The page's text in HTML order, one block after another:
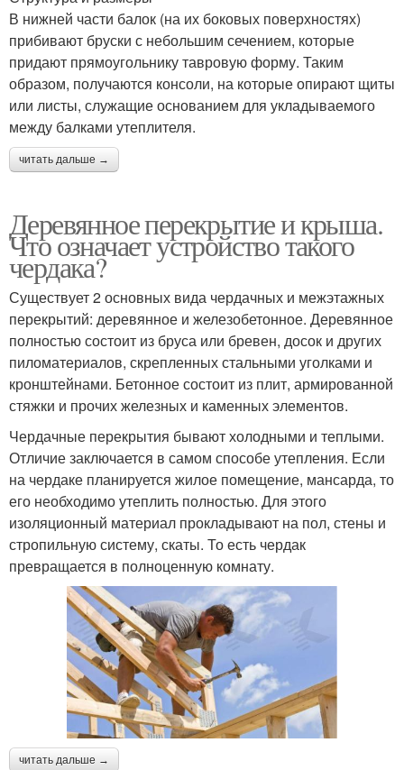
В нижней части балок (на их боковых поверхностях)
прибивают бруски с небольшим сечением, которые
придают прямоугольнику тавровую форму. Таким
образом, получаются консоли, на которые опирают щиты
или листы, служащие основанием для укладываемого
между балками утеплителя.
читать дальше →
Деревянное перекрытие и крыша.
Что означает устройство такого
чердака?
Существует 2 основных вида чердачных и межэтажных
перекрытий: деревянное и железобетонное. Деревянное
полностью состоит из бруса или бревен, досок и других
пиломатериалов, скрепленных стальными уголками и
кронштейнами. Бетонное состоит из плит, армированной
стяжки и прочих железных и каменных элементов.
Чердачные перекрытия бывают холодными и теплыми.
Отличие заключается в самом способе утепления. Если
на чердаке планируется жилое помещение, мансарда, то
его необходимо утеплить полностью. Для этого
изоляционный материал прокладывают на пол, стены и
стропильную систему, скаты. То есть чердак
превращается в полноценную комнату.
читать дальше →